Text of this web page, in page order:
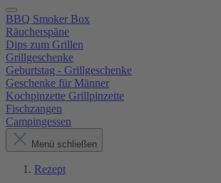
BBQ Smoker Box
Räucherspäne
Dips zum Grillen
Grillgeschenke
Geburtstag - Grillgeschenke
Geschenke für Männer
Kochpinzette Grillpinzette
Fischzangen
Campingessen
Menü schließen
Rezept